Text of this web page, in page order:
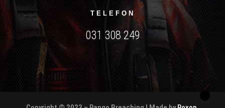
TELEFON
031 308 249